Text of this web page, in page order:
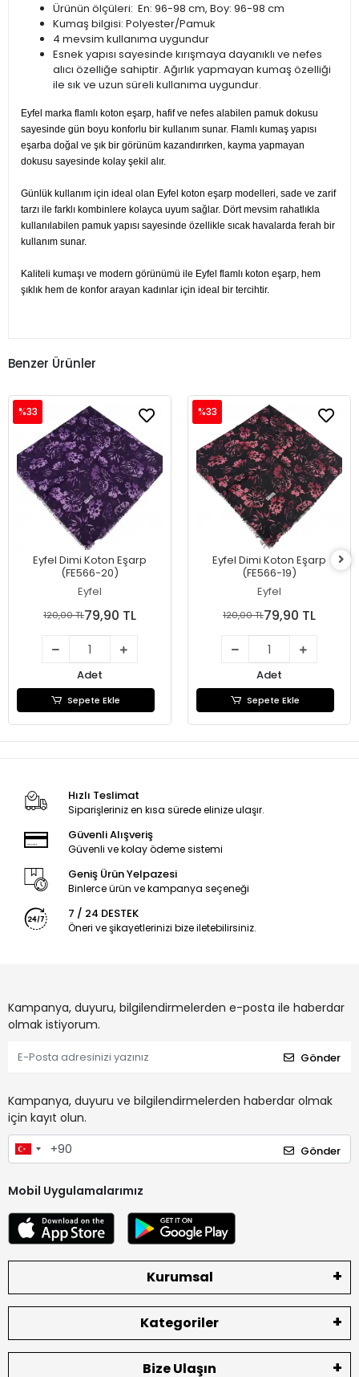
Ürünün ölçüleri: En: 96-98 cm, Boy: 96-98 cm
Kumaş bilgisi: Polyester/Pamuk
4 mevsim kullanıma uygundur
Esnek yapısı sayesinde kırışmaya dayanıklı ve nefes
alıcı özelliğe sahiptir. Ağırlık yapmayan kumaş özelliği
ile sık ve uzun süreli kullanıma uygundur.
Eyfel marka flamlı koton eşarp, hafif ve nefes alabilen pamuk dokusu
sayesinde gün boyu konforlu bir kullanım sunar. Flamlı kumaş yapısı
eşarba doğal ve şık bir görünüm kazandırırken, kayma yapmayan
dokusu sayesinde kolay şekil alır.
Günlük kullanım için ideal olan Eyfel koton eşarp modelleri, sade ve zarif
tarzı ile farklı kombinlere kolayca uyum sağlar. Dört mevsim rahatlıkla
kullanılabilen pamuk yapısı sayesinde özellikle sıcak havalarda ferah bir
kullanım sunar.
Kaliteli kumaşı ve modern görünümü ile Eyfel flamlı koton eşarp, hem
şıklık hem de konfor arayan kadınlar için ideal bir tercihtir.
Benzer Ürünler
Eyfel Dimi Koton Eşarp
(FE566-20)
Eyfel
%33
120,00 TL79,90 TL
Adet
Sepete Ekle
Eyfel Dimi Koton Eşarp
(FE566-19)
Eyfel
%33
120,00 TL79,90 TL
Adet
Sepete Ekle
Hızlı Teslimat
Siparişleriniz en kısa sürede elinize ulaşır.
Güvenli Alışveriş
Güvenli ve kolay ödeme sistemi
Geniş Ürün Yelpazesi
Binlerce ürün ve kampanya seçeneği
7 / 24 DESTEK
Öneri ve şikayetlerinizi bize iletebilirsiniz.
Kampanya, duyuru, bilgilendirmelerden e-posta ile haberdar
olmak istiyorum.
Gönder
Kampanya, duyuru ve bilgilendirmelerden haberdar olmak
için kayıt olun.
Gönder
Mobil Uygulamalarımız
Kurumsal
Kategoriler
Bize Ulaşın